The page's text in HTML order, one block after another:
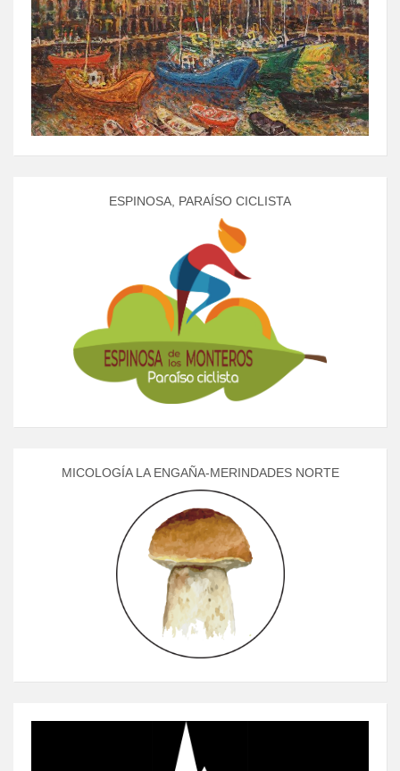
ESPINOSA, PARAÍSO CICLISTA
MICOLOGÍA LA ENGAÑA-MERINDADES NORTE